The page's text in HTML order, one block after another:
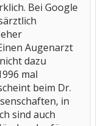
Bei Google
Augenarzt
dazu
mal
beim Dr.
in
sind auch